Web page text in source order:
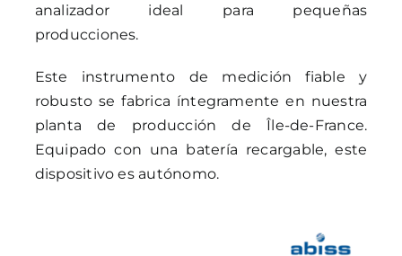
analizador ideal para pequeñas
producciones.
Este instrumento de medición fiable y
robusto se fabrica íntegramente en nuestra
planta de producción de Île-de-France.
Equipado con una batería recargable, este
dispositivo es autónomo.